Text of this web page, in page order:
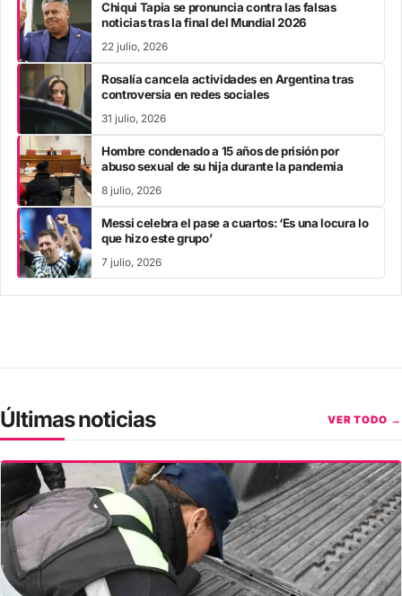
Chiqui Tapia se pronuncia contra las falsas
noticias tras la final del Mundial 2026
22 julio, 2026
Rosalía cancela actividades en Argentina tras
controversia en redes sociales
31 julio, 2026
Hombre condenado a 15 años de prisión por
abuso sexual de su hija durante la pandemia
8 julio, 2026
Messi celebra el pase a cuartos: ‘Es una locura lo
que hizo este grupo’
7 julio, 2026
Últimas noticias VER TODO →